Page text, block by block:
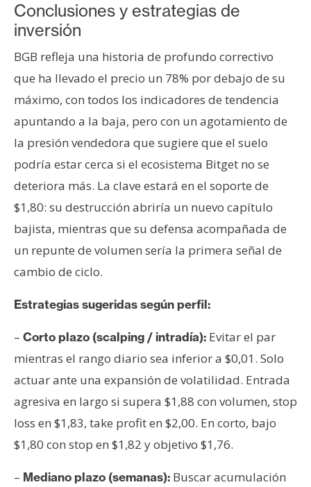
Conclusiones y estrategias de
inversión
BGB refleja una historia de profundo correctivo
que ha llevado el precio un 78% por debajo de su
máximo, con todos los indicadores de tendencia
apuntando a la baja, pero con un agotamiento de
la presión vendedora que sugiere que el suelo
podría estar cerca si el ecosistema Bitget no se
deteriora más. La clave estará en el soporte de
$1,80: su destrucción abriría un nuevo capítulo
bajista, mientras que su defensa acompañada de
un repunte de volumen sería la primera señal de
cambio de ciclo.
Estrategias sugeridas según perfil:
– Corto plazo (scalping / intradía): Evitar el par
mientras el rango diario sea inferior a $0,01. Solo
actuar ante una expansión de volatilidad. Entrada
agresiva en largo si supera $1,88 con volumen, stop
loss en $1,83, take profit en $2,00. En corto, bajo
$1,80 con stop en $1,82 y objetivo $1,76.
– Mediano plazo (semanas): Buscar acumulación